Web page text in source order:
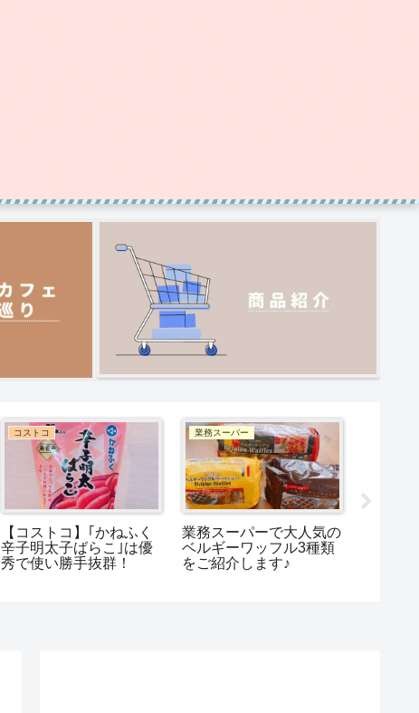
コストコ
コストコのお弁当におす
すめのおかず4選｜時短
＆コスパ抜群の商品を紹
コストコ
【コストコ】おすすめポ
テトチップス5選！味・
コスパを実食比較